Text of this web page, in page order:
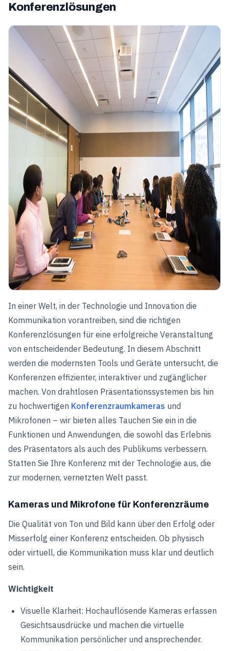
Konferenzlösungen
In einer Welt, in der Technologie und Innovation die
Kommunikation vorantreiben, sind die richtigen
Konferenzlösungen für eine erfolgreiche Veranstaltung
von entscheidender Bedeutung. In diesem Abschnitt
werden die modernsten Tools und Geräte untersucht, die
Konferenzen effizienter, interaktiver und zugänglicher
machen. Von drahtlosen Präsentationssystemen bis hin
zu hochwertigen Konferenzraumkameras und
Mikrofonen – wir bieten alles Tauchen Sie ein in die
Funktionen und Anwendungen, die sowohl das Erlebnis
des Präsentators als auch des Publikums verbessern.
Statten Sie Ihre Konferenz mit der Technologie aus, die
zur modernen, vernetzten Welt passt.
Kameras und Mikrofone für Konferenzräume
Die Qualität von Ton und Bild kann über den Erfolg oder
Misserfolg einer Konferenz entscheiden. Ob physisch
oder virtuell, die Kommunikation muss klar und deutlich
sein.
Wichtigkeit
Visuelle Klarheit: Hochauflösende Kameras erfassen
Gesichtsausdrücke und machen die virtuelle
Kommunikation persönlicher und ansprechender.